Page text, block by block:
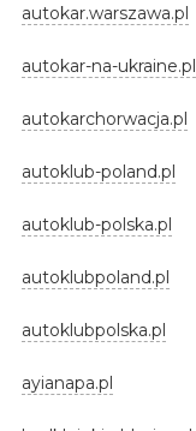
autokar.warszawa.pl
autokar-na-ukraine.pl
autokarchorwacja.pl
autoklub-poland.pl
autoklub-polska.pl
autoklubpoland.pl
autoklubpolska.pl
ayianapa.pl